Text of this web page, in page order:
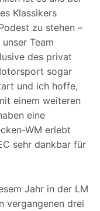
Klassikers
zu stehen –
Team
des privat
sogar
und ich hoffe,
einem weiteren
eine
WM erlebt
sehr dankbar für
Jahr in der LM
vergangenen drei